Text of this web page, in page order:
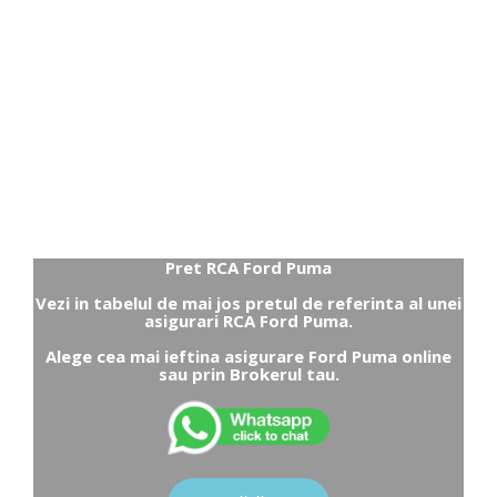
Pret RCA Ford Puma
Vezi in tabelul de mai jos pretul de referinta al unei
asigurari RCA Ford Puma.
Alege cea mai ieftina asigurare Ford Puma online
sau prin Brokerul tau.